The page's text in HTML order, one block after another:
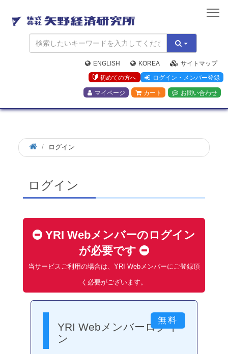
矢
野
経
済
研
究
所
ENGLISH KOREA
サイトマップ
初めての方へ
ログイン・メンバー登録
マイページ カート お問い合わせ
ログイン
ログイン
YRI Webメンバーのログイン
が必要です
当サービスご利用の場合は、YRI Webメンバーにご登録頂
く必要がございます。
YRI Webメンバーログイ
ン